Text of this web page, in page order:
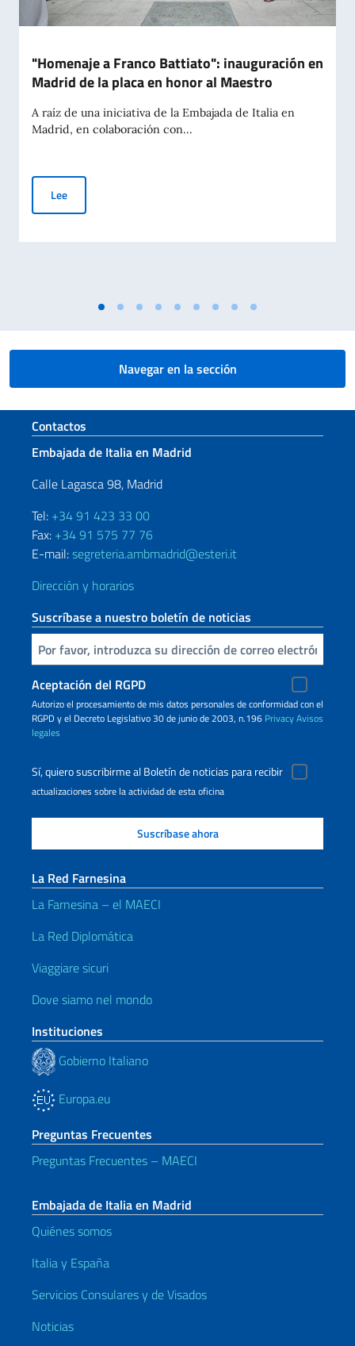
"Homenaje a Franco Battiato": inauguración en
Madrid de la placa en honor al Maestro
A raíz de una iniciativa de la Embajada de Italia en
Madrid, en colaboración con...
Lee"Homenaje a Franco Battiato": inauguración en Madrid de la
Navegar en la sección
Sezione footer
Contactos
Embajada de Italia en Madrid
Calle Lagasca 98, Madrid
Tel: +34 91 423 33 00
Fax: +34 91 575 77 76
E-mail:segreteria.ambmadrid@esteri.it
Dirección y horarios
Suscríbase a nuestro boletín de noticias
Inserta tu correo electronico
Aceptación del RGPD
Autorizo ​​el procesamiento de mis datos personales de conformidad con el
RGPD y el Decreto Legislativo 30 de junio de 2003, n.196 PrivacyAvisos
legales
Sí, quiero suscribirme al Boletín de noticias para recibir
actualizaciones sobre la actividad de esta oficina
La Red Farnesina
La Farnesina – el MAECI
La Red Diplomática
Viaggiare sicuri
Dove siamo nel mondo
Instituciones
Gobierno Italiano
Europa.eu
Preguntas Frecuentes
Preguntas Frecuentes – MAECI
Embajada de Italia en Madrid
Quiénes somos
Italia y España
Servicios Consulares y de Visados
Noticias